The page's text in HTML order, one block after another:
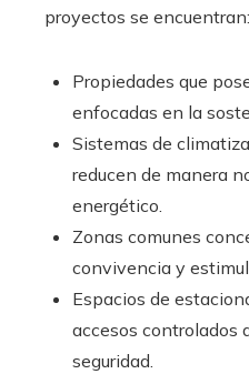
proyectos se encuentran:
Propiedades que
enfocadas en la
Sistemas de
reducen de manera
energético.
Zonas comunes
convivencia y
Espacios de
accesos controlados
seguridad.